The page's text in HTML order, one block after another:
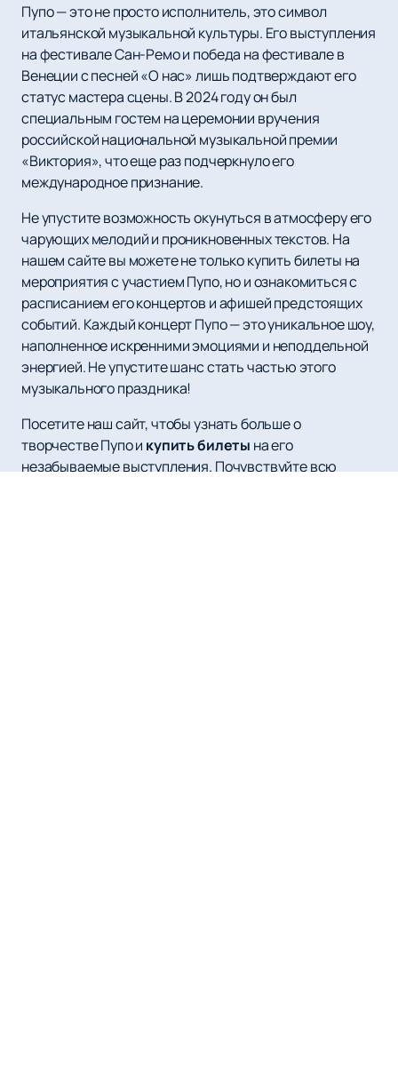
Пупо — это не просто исполнитель, это символ
итальянской музыкальной культуры. Его выступления
на фестивале Сан-Ремо и победа на фестивале в
Венеции с песней «О нас» лишь подтверждают его
статус мастера сцены. В 2024 году он был
специальным гостем на церемонии вручения
российской национальной музыкальной премии
«Виктория», что еще раз подчеркнуло его
международное признание.
Не упустите возможность окунуться в атмосферу его
чарующих мелодий и проникновенных текстов. На
нашем сайте вы можете не только купить билеты на
мероприятия с участием Пупо, но и ознакомиться с
расписанием его концертов и афишей предстоящих
событий. Каждый концерт Пупо — это уникальное шоу,
наполненное искренними эмоциями и неподдельной
энергией. Не упустите шанс стать частью этого
музыкального праздника!
Посетите наш сайт, чтобы узнать больше о
творчестве Пупо и купить билеты на его
незабываемые выступления. Почувствуйте всю